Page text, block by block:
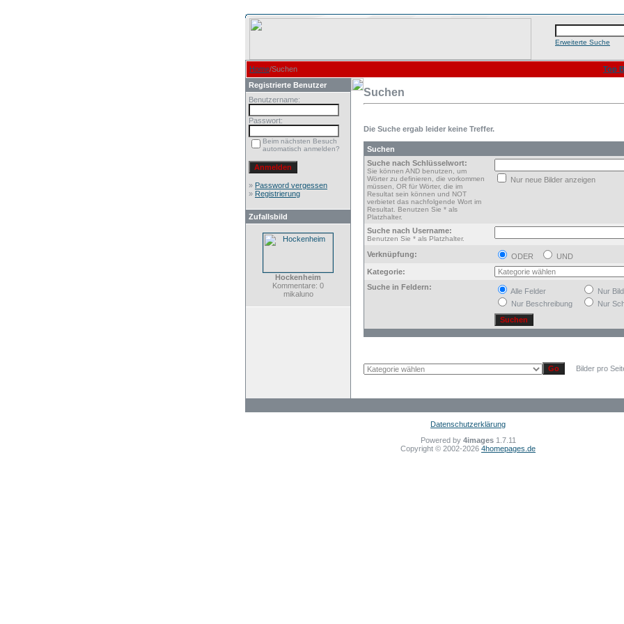
Erweiterte Suche
Home/Suchen
Top
Registrierte Benutzer
Benutzername:
Passwort:
Beim nächsten Besuch
automatisch anmelden?
» Password vergessen
» Registrierung
Zufallsbild
Hockenheim
Kommentare: 0
mikaluno
Suchen
Die Suche ergab leider keine Treffer.
Suchen
Suche nach Schlüsselwort:
Sie können AND benutzen, um
Wörter zu definieren, die vorkommen
müssen, OR für Wörter, die im
Resultat sein können und NOT
verbietet das nachfolgende Wort im
Resultat. Benutzen Sie * als
Platzhalter.
Nur neue Bilder anzeigen
Suche nach Username:
Benutzen Sie * als Platzhalter.
Verknüpfung: ODER
UND
Kategorie:
Suche in Feldern:
Alle Felder
Nur
Nur Beschreibung
Nur
Bilder pro
Datenschutzerklärung
Powered by 4images1.7.11
Copyright © 2002-2026 4homepages.de